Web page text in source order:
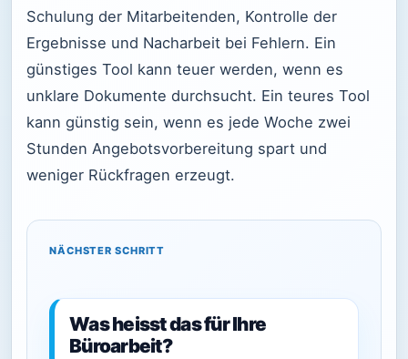
Schulung der Mitarbeitenden, Kontrolle der
Ergebnisse und Nacharbeit bei Fehlern. Ein
günstiges Tool kann teuer werden, wenn es
unklare Dokumente durchsucht. Ein teures Tool
kann günstig sein, wenn es jede Woche zwei
Stunden Angebotsvorbereitung spart und
weniger Rückfragen erzeugt.
NÄCHSTER SCHRITT
Was heisst das für Ihre
Büroarbeit?